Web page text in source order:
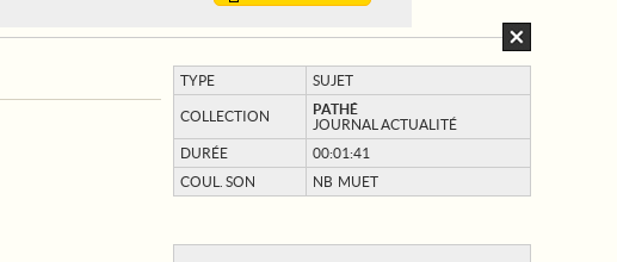
TYPE SUJET
COLLECTION
PATHÉ
JOURNAL ACTUALITÉ
DURÉE
00:01:41
COUL. SON
NB MUET